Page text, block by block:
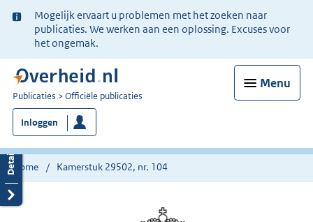
Ter
informatie:
Mogelijk ervaart u problemen met het zoeken naar
publicaties. We werken aan een oplossing. Excuses voor
het ongemak.
Menu
U
bent
nu
hier:
Publicaties Officiële publicaties
Inloggen
Home Kamerstuk 29502, nr. 104